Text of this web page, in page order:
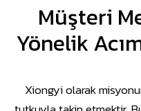
Müşteri
Yönelik
Xiongyi olarak